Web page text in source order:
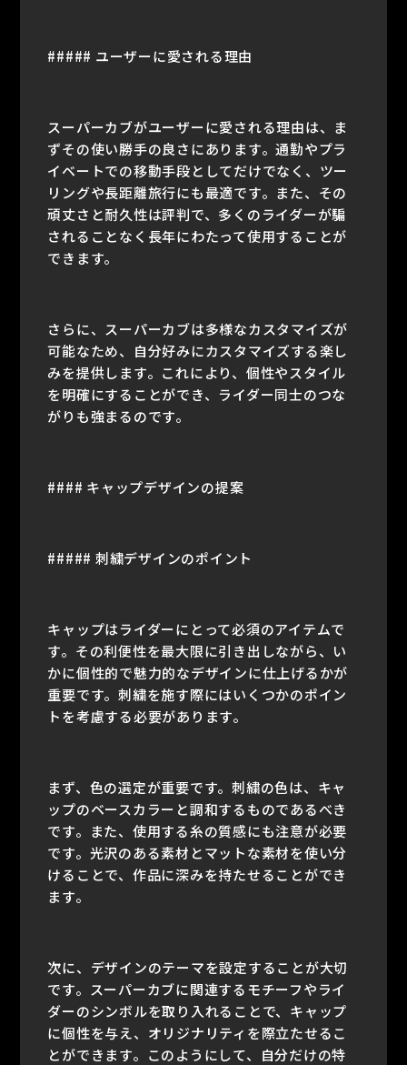
##### ユーザーに愛される理由
スーパーカブがユーザーに愛される理由は、ま
ずその使い勝手の良さにあります。通勤やプラ
イベートでの移動手段としてだけでなく、ツー
リングや長距離旅行にも最適です。また、その
頑丈さと耐久性は評判で、多くのライダーが騙
されることなく長年にわたって使用することが
できます。
さらに、スーパーカブは多様なカスタマイズが
可能なため、自分好みにカスタマイズする楽し
みを提供します。これにより、個性やスタイル
を明確にすることができ、ライダー同士のつな
がりも強まるのです。
#### キャップデザインの提案
##### 刺繍デザインのポイント
キャップはライダーにとって必須のアイテムで
す。その利便性を最大限に引き出しながら、い
かに個性的で魅力的なデザインに仕上げるかが
重要です。刺繍を施す際にはいくつかのポイン
トを考慮する必要があります。
まず、色の選定が重要です。刺繍の色は、キャ
ップのベースカラーと調和するものであるべき
です。また、使用する糸の質感にも注意が必要
です。光沢のある素材とマットな素材を使い分
けることで、作品に深みを持たせることができ
ます。
次に、デザインのテーマを設定することが大切
です。スーパーカブに関連するモチーフやライ
ダーのシンボルを取り入れることで、キャップ
に個性を与え、オリジナリティを際立たせるこ
とができます。このようにして、自分だけの特